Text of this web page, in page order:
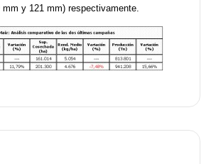
y 121 mm) respectivamente.